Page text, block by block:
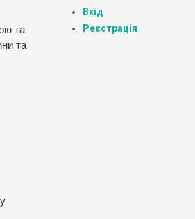
та
та
Вхід
Реєстрація